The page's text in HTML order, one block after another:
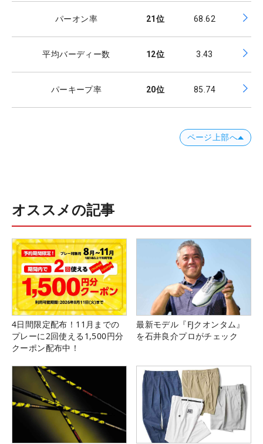
パーオン率 21位 68.62
平均バーディー数 12位 3.43
パーキープ率 20位 85.74
ページ上部へ
オススメの記事
4日間限定配布！11月までの
プレーに2回使える1,500円分
クーポン配布中！
最新モデル『FJクオンタム』
を石井良介プロがチェック